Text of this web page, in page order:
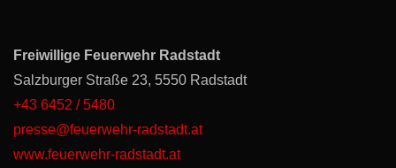
Freiwillige Feuerwehr Radstadt
Salzburger Straße 23, 5550 Radstadt
+43 6452 / 5480
presse@feuerwehr-radstadt.at
www.feuerwehr-radstadt.at